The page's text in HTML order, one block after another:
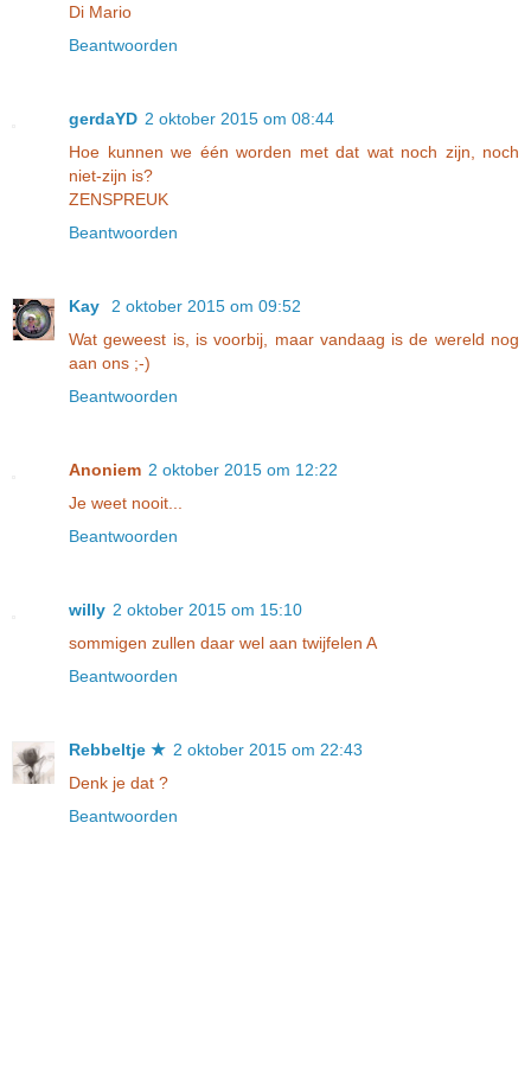
Di Mario
Beantwoorden
gerdaYD 2 oktober 2015 om 08:44
Hoe kunnen we één worden met dat wat noch zijn, noch
niet-zijn is?
ZENSPREUK
Beantwoorden
Kay
2 oktober 2015 om 09:52
Wat geweest is, is voorbij, maar vandaag is de wereld nog
aan ons ;-)
Beantwoorden
Anoniem 2 oktober 2015 om 12:22
Je weet nooit...
Beantwoorden
willy 2 oktober 2015 om 15:10
sommigen zullen daar wel aan twijfelen A
Beantwoorden
Rebbeltje ★ 2 oktober 2015 om 22:43
Denk je dat ?
Beantwoorden